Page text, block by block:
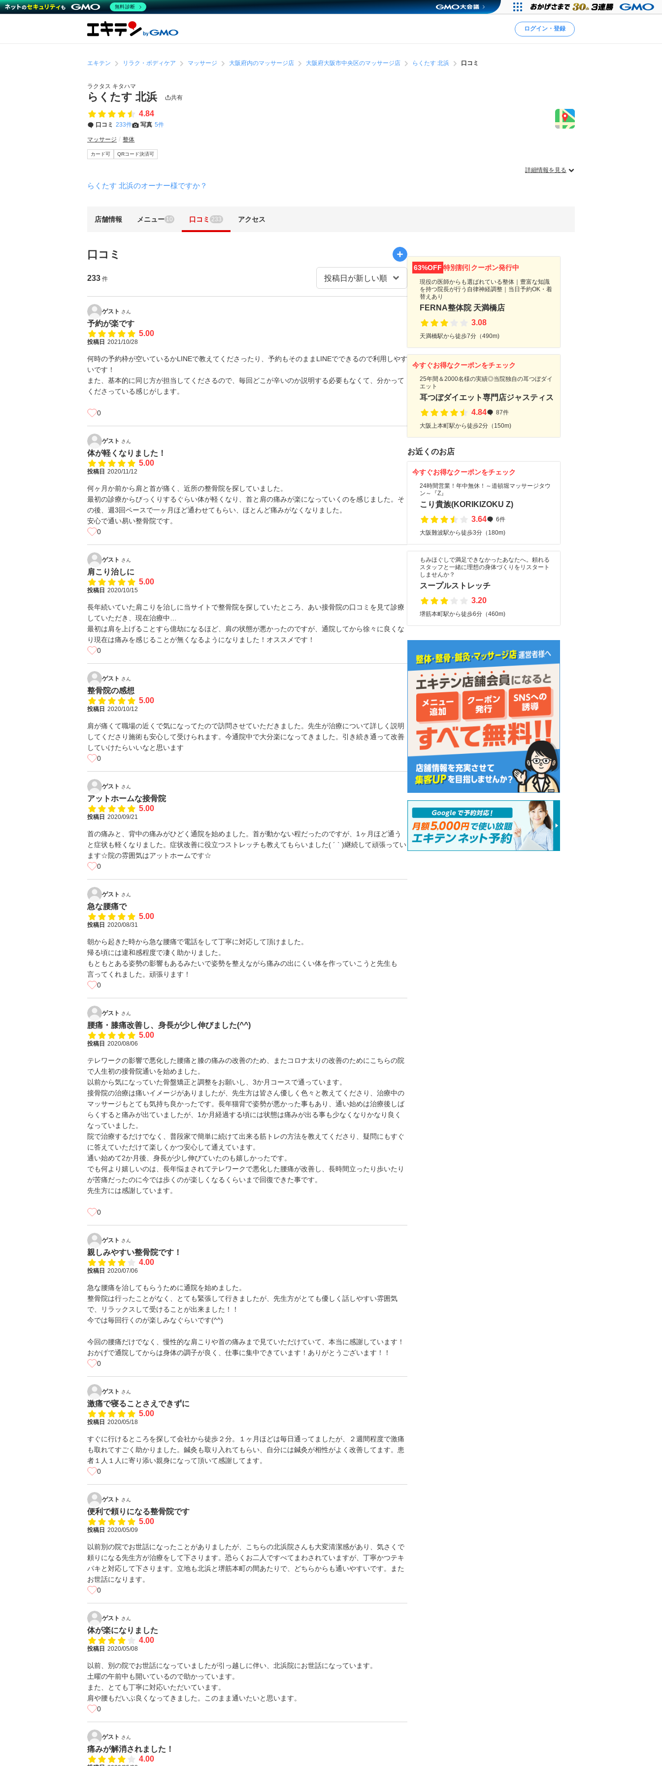
ログイン・登録
エキテン リラク・ボディケア マッサージ 大阪府内のマッサージ店 大阪府大阪市中央区のマッサージ店 らくたす 北浜 口コミ
ラクタス キタハマ
らくたす 北浜 共有
4.84
口コミ 233件 写真 5件
マッサージ 整体
カード可 QRコード決済可
詳細情報を見る
らくたす 北浜のオーナー様ですか？
店舗情報 メニュー 10 口コミ 233 アクセス
口コミ
233 件
ゲスト さん
予約が楽です
5.00
投稿日 2021/10/28
何時の予約枠が空いているかLINEで教えてくださったり、予約もそのままLINEでできるので利用しやす
いです！
また、基本的に同じ方が担当してくださるので、毎回どこが辛いのか説明する必要もなくて、分かって
くださっている感じがします。
0
ゲスト さん
体が軽くなりました！
5.00
投稿日 2020/11/12
何ヶ月か前から肩と首が痛く、近所の整骨院を探していました。
最初の診療からびっくりするぐらい体が軽くなり、首と肩の痛みが楽になっていくのを感じました。そ
の後、週3回ペースで一ヶ月ほど通わせてもらい、ほとんど痛みがなくなりました。
安心で通い易い整骨院です。
0
ゲスト さん
肩こり治しに
5.00
投稿日 2020/10/15
長年続いていた肩こりを治しに当サイトで整骨院を探していたところ、あい接骨院の口コミを見て診療
していただき、現在治療中…
最初は肩を上げることすら億劫になるほど、肩の状態が悪かったのですが、通院してから徐々に良くな
り現在は痛みを感じることが無くなるようになりました！オススメです！
0
ゲスト さん
整骨院の感想
5.00
投稿日 2020/10/12
肩が痛くて職場の近くで気になってたので訪問させていただきました。先生が治療について詳しく説明
してくださり施術も安心して受けられます。今通院中で大分楽になってきました。引き続き通って改善
していけたらいいなと思います
0
ゲスト さん
アットホームな接骨院
5.00
投稿日 2020/09/21
首の痛みと、背中の痛みがひどく通院を始めました。首が動かない程だったのですが、1ヶ月ほど通う
と症状も軽くなりました。症状改善に役立つストレッチも教えてもらいました( ´ ` )継続して頑張ってい
ます☆院の雰囲気はアットホームです☆
0
ゲスト さん
急な腰痛で
5.00
投稿日 2020/08/31
朝から起きた時から急な腰痛で電話をして丁寧に対応して頂けました。
帰る頃には違和感程度で凄く助かりました。
もともとある姿勢の影響もあるみたいで姿勢を整えながら痛みの出にくい体を作っていこうと先生も
言ってくれました。頑張ります！
0
ゲスト さん
腰痛・膝痛改善し、身長が少し伸びました(^^)
5.00
投稿日 2020/08/06
テレワークの影響で悪化した腰痛と膝の痛みの改善のため、またコロナ太りの改善のためにこちらの院
で人生初の接骨院通いを始めました。
以前から気になっていた骨盤矯正と調整をお願いし、3か月コースで通っています。
接骨院の治療は痛いイメージがありましたが、先生方は皆さん優しく色々と教えてくださり、治療中の
マッサージもとても気持ち良かったです。長年猫背で姿勢が悪かった事もあり、通い始めは治療後しば
らくすると痛みが出ていましたが、1か月経過する頃には状態は痛みが出る事も少なくなりかなり良く
なっていました。
院で治療するだけでなく、普段家で簡単に続けて出来る筋トレの方法を教えてくださり、疑問にもすぐ
に答えていただけて楽しくかつ安心して通えています。
通い始めて2か月後、身長が少し伸びていたのも嬉しかったです。
でも何より嬉しいのは、長年悩まされてテレワークで悪化した腰痛が改善し、長時間立ったり歩いたり
が苦痛だったのに今では歩くのが楽しくなるくらいまで回復できた事です。
先生方には感謝しています。
0
ゲスト さん
親しみやすい整骨院です！
4.00
投稿日 2020/07/06
急な腰痛を治してもらうために通院を始めました。
整骨院は行ったことがなく、とても緊張して行きましたが、先生方がとても優しく話しやすい雰囲気
で、リラックスして受けることが出来ました！！
今では毎回行くのが楽しみなぐらいです(^^)
今回の腰痛だけでなく、慢性的な肩こりや首の痛みまで見ていただけていて、本当に感謝しています！
おかげで通院してからは身体の調子が良く、仕事に集中できています！ありがとうございます！！
0
ゲスト さん
激痛で寝ることさえできずに
5.00
投稿日 2020/05/18
すぐに行けるところを探して会社から徒歩２分。１ヶ月ほどは毎日通ってましたが、２週間程度で激痛
も取れてすごく助かりました。鍼灸も取り入れてもらい、自分には鍼灸が相性がよく改善してます。患
者１人１人に寄り添い親身になって頂いて感謝してます。
0
ゲスト さん
便利で頼りになる整骨院です
5.00
投稿日 2020/05/09
以前別の院でお世話になったことがありましたが、こちらの北浜院さんも大変清潔感があり、気さくで
頼りになる先生方が治療をして下さります。恐らくお二人ですべてまわされていますが、丁寧かつテキ
パキと対応して下さります。立地も北浜と堺筋本町の間あたりで、どちらからも通いやすいです。また
お世話になります。
0
ゲスト さん
体が楽になりました
4.00
投稿日 2020/05/08
以前、別の院でお世話になっていましたが引っ越しに伴い、北浜院にお世話になっています。
土曜の午前中も開いているので助かっています。
また、とても丁寧に対応いただいています。
肩や腰もだいぶ良くなってきました。このまま通いたいと思います。
0
ゲスト さん
痛みが解消されました！
4.00
63%OFF 特別割引クーポン発行中
現役の医師からも選ばれている整体｜豊富な知識
を持つ院長が行う自律神経調整｜当日予約OK・着
替えあり
FERNA整体院 天満橋店
3.08
天満橋駅から徒歩7分（490m)
今すぐお得なクーポンをチェック
25年間＆2000名様の実績◎当院独自の耳つぼダイ
エット
耳つぼダイエット専門店ジャスティス
4.84
87件
大阪上本町駅から徒歩2分（150m)
お近くのお店
今すぐお得なクーポンをチェック
24時間営業！年中無休！～道頓堀マッサージタウ
ン～『Z』
こり貴族(KORIKIZOKU Z)
3.64
6件
大阪難波駅から徒歩3分（180m)
もみほぐしで満足できなかったあなたへ。頼れる
スタッフと一緒に理想の身体づくりをリスタート
しませんか？
スープルストレッチ
3.20
堺筋本町駅から徒歩6分（460m)
無料診断